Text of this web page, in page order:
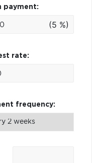
payment:
(5 %)
rate:
frequency: